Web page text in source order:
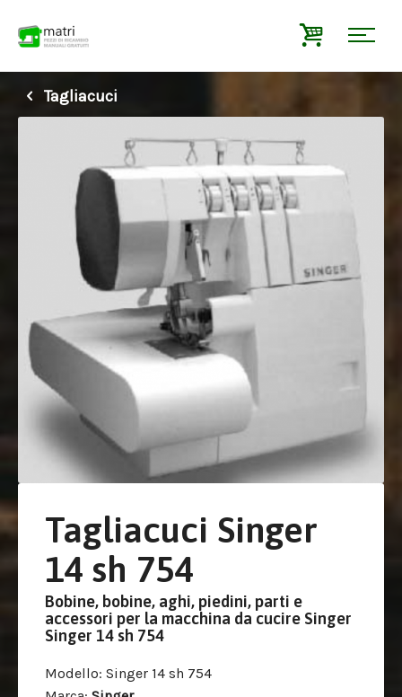
Tagliacuci
Tagliacuci Singer
14 sh 754
Bobine, bobine, aghi, piedini, parti e
accessori per la macchina da cucire Singer
Singer 14 sh 754
Modello: Singer 14 sh 754